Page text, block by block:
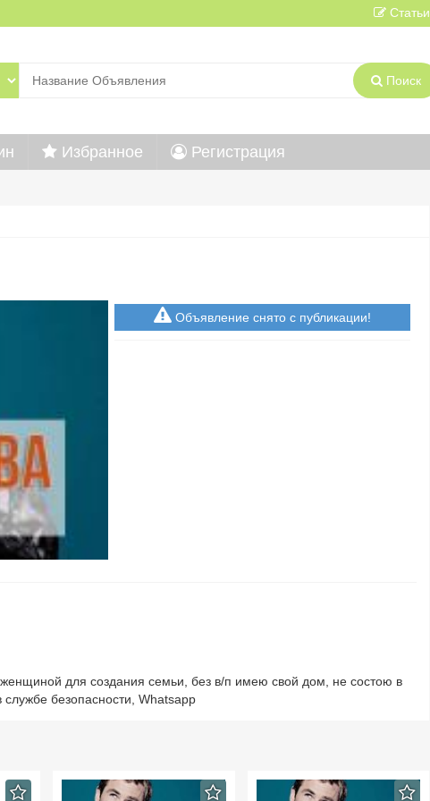
Статьи
Поиск
Избранное Регистрация
Объявление снято с публикации!
для создания семьи, без в/п имею свой дом, не состою в
безопасности, Whatsapp